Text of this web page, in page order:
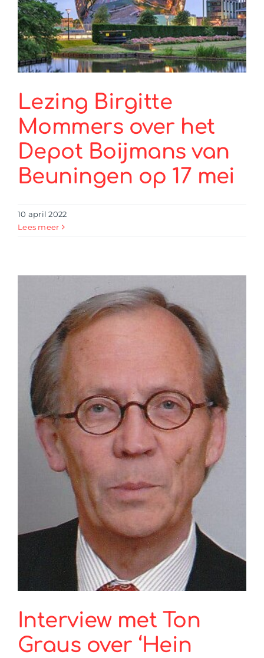
Lezing Birgitte
Mommers over het
Depot Boijmans van
Beuningen op 17 mei
10 april 2022
Lees meer
Interview met Ton
Graus over ‘Hein